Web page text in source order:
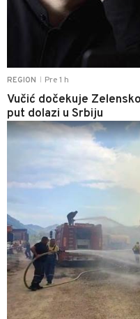
REGION Pre 1 h
Vučić dočekuje
put dolazi u Srbiju